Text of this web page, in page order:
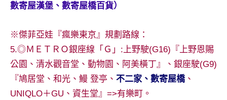
外
節
持、
吳
哥
數寄屋漢堡、數寄屋橋百貨）
※傑菲亞娃『瘋樂東京』規劃路線：
5.◎ＭＥＴＲＯ銀座線「Ｇ」:上野駛(G16)『上野恩賜
公園、清水觀音堂、動物園、阿美橫丁』、銀座駛(G9)
『鳩居堂、和光、鰻 登亭、 不二家、數寄屋橋、
UNIQLO＋GU、資生堂』=>有樂町。